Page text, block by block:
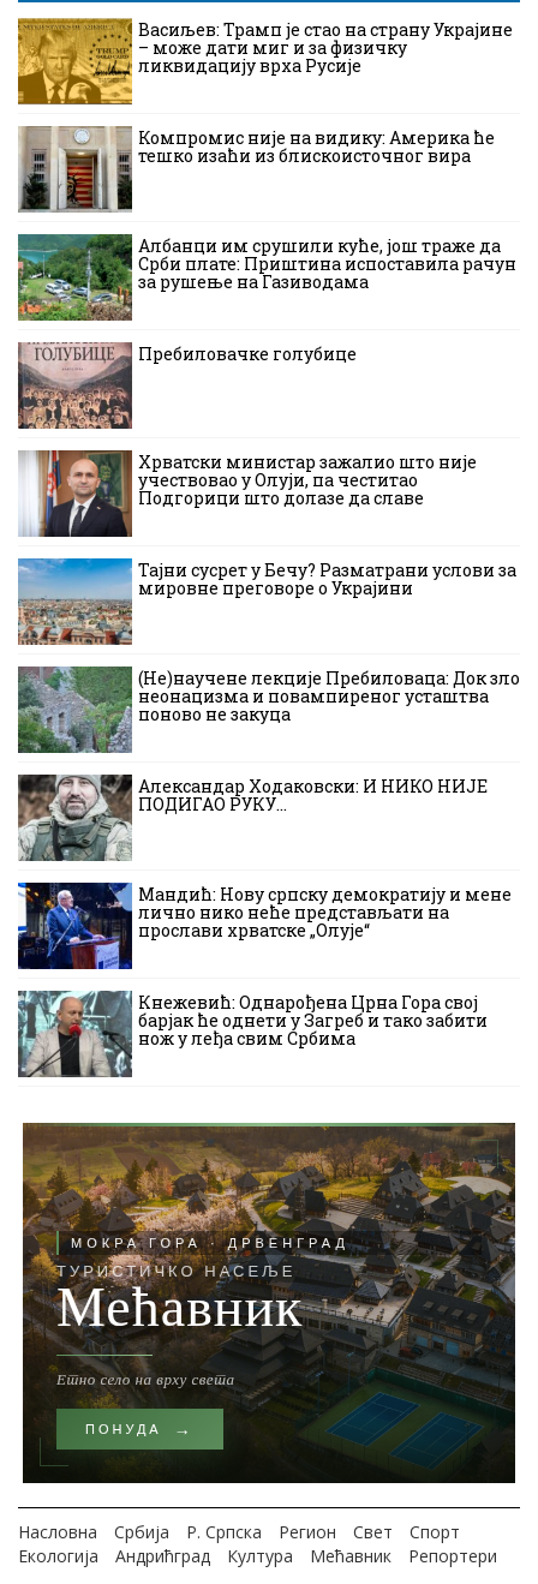
Васиљев: Трамп је стао на страну Украјине
– може дати миг и за физичку
ликвидацију врха Русије
Компромис није на видику: Америка ће
тешко изаћи из блискоисточног вира
Албанци им срушили куће, још траже да
Срби плате: Приштина испоставила рачун
за рушење на Газиводама
Пребиловачке голубице
Хрватски министар зажалио што није
учествовао у Олуји, па честитао
Подгорици што долазе да славе
Тајни сусрет у Бечу? Разматрани услови за
мировне преговоре о Украјини
(Не)научене лекције Пребиловаца: Док зло
неонацизма и повампиреног усташтва
поново не закуца
Александар Ходаковски: И НИКО НИЈЕ
ПОДИГАО РУКУ…
Мандић: Нову српску демократију и мене
лично нико неће представљати на
прослави хрватске „Олује“
Кнежевић: Однарођена Црна Гора свој
барјак ће однети у Загреб и тако забити
нож у леђа свим Србима
Насловна Србија Р. Српска Регион Свет
Спорт
Екологија
Андрићград Култура Мећавник
Репортери